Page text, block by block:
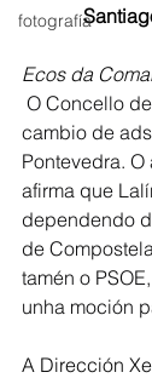
fotografía
Ecos da
O Concello
cambio de
Pontevedra.
afirma que
dependendo
de
tamén o
unha moción
A Dirección